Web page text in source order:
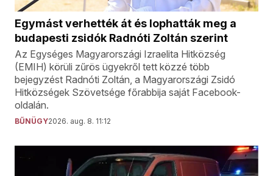
Egymást verhették át és lophatták meg a
budapesti zsidók Radnóti Zoltán szerint
Az Egységes Magyarországi Izraelita Hitközség
(EMIH) körüli zűrös ügyekről tett közzé több
bejegyzést Radnóti Zoltán, a Magyarországi Zsidó
Hitközségek Szövetsége főrabbija saját Facebook-
oldalán.
BŰNÜGY2026. aug. 8. 11:12